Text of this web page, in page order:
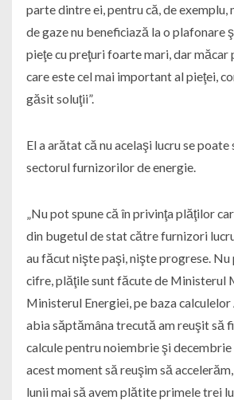
parte dintre ei, pentru că, de exemplu,
de gaze nu beneficiază la o plafonare
pieţe cu preţuri foarte mari, dar măcar
care este cel mai important al pieţei,
găsit soluţii”.
El a arătat că nu acelaşi lucru se poate
sectorul furnizorilor de energie.
„Nu pot spune că în privinţa plăţilor
din bugetul de stat către furnizori
au făcut nişte paşi, nişte progrese. Nu
cifre, plăţile sunt făcute de Ministerul
Ministerul Energiei, pe baza
abia săptămâna trecută am reuşit să
calcule pentru noiembrie şi
acest moment să reuşim să
lunii mai să avem plătite primele trei